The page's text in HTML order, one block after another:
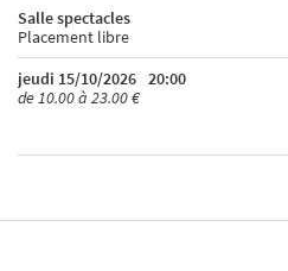
Salle spectacles
Placement libre
jeudi 15/10/2026 20:00
de 10.00 à 23.00 €